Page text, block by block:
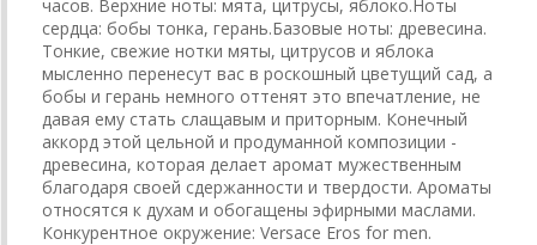
часов. Верхние ноты: мята, цитрусы, яблоко.Ноты
сердца: бобы тонка, герань.Базовые ноты: древесина.
Тонкие, свежие нотки мяты, цитрусов и яблока
мысленно перенесут вас в роскошный цветущий сад, а
бобы и герань немного оттенят это впечатление, не
давая ему стать слащавым и приторным. Конечный
аккорд этой цельной и продуманной композиции -
древесина, которая делает аромат мужественным
благодаря своей сдержанности и твердости. Ароматы
относятся к духам и обогащены эфирными маслами.
Конкурентное окружение: Versace Eros for men.